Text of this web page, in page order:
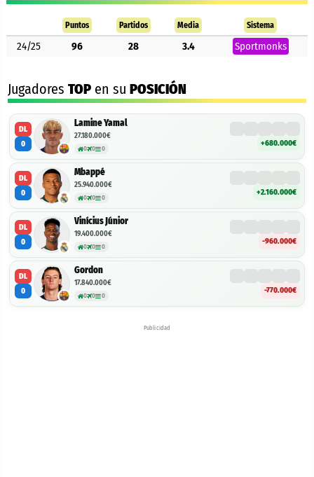
Puntos Partidos Media Sistema
24/25 96 28 3.4 Sportmonks
Jugadores TOP en su POSICIÓN
DL
0
Lamine Yamal
27.180.000€
0 0 0
+680.000€
DL
0
Mbappé
25.940.000€
0 0 0
+2.160.000€
DL
0
Vinícius Júnior
19.400.000€
0 0 0
-960.000€
DL
0
Gordon
17.840.000€
0 0 0
-770.000€
Publicidad